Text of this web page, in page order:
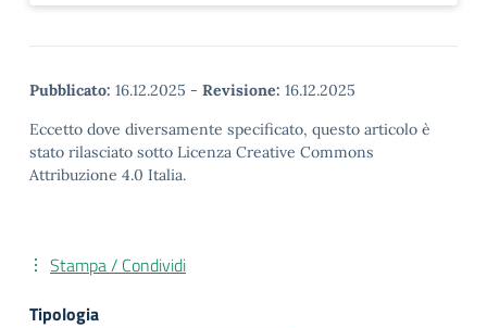
Pubblicato: 16.12.2025 - Revisione: 16.12.2025
Eccetto dove diversamente specificato, questo articolo è
stato rilasciato sotto Licenza Creative Commons
Attribuzione 4.0 Italia.
Stampa / Condividi
Tipologia